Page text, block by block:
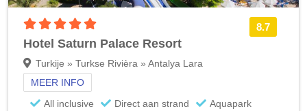
8.7
Hotel Saturn Palace Resort
Turkije » Turkse Rivièra » Antalya Lara
MEER INFO
All inclusive
Direct aan strand
Aquapark